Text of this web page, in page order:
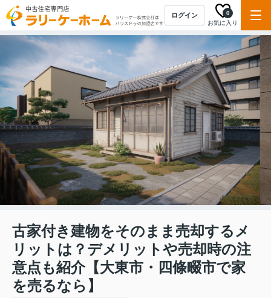
ログイン
お気に入り
0
古家付き建物をそのまま売却するメ
リットは？デメリットや売却時の注
意点も紹介【大東市・四條畷市で家
を売るなら】